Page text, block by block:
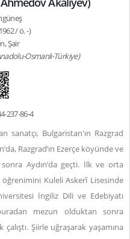
/ ö. -)
Şair
Osmanlı-Türkiye)
237-86-4
sanatçı, Bulgaristan'ın Razgrad
Razgrad’ın Ezerçe köyünde ve
Aydın’da geçti. İlk ve orta
Kuleli Askerî Lisesinde
İngiliz Dili ve Edebiyatı
mezun olduktan sonra
Şiirle uğraşarak yaşamına